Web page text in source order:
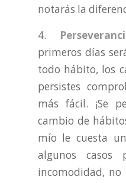
notarás la
4.
primeros días
todo hábito, los
persistes
más fácil. ¡Se
cambio de
mío le cuesta
algunos casos
incomodidad,